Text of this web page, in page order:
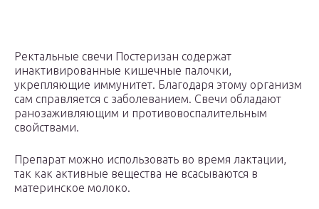
Ректальные свечи Постеризан содержат
инактивированные кишечные палочки,
укрепляющие иммунитет. Благодаря этому организм
сам справляется с заболеванием. Свечи обладают
ранозаживляющим и противовоспалительным
свойствами.
Препарат можно использовать во время лактации,
так как активные вещества не всасываются в
материнское молоко.